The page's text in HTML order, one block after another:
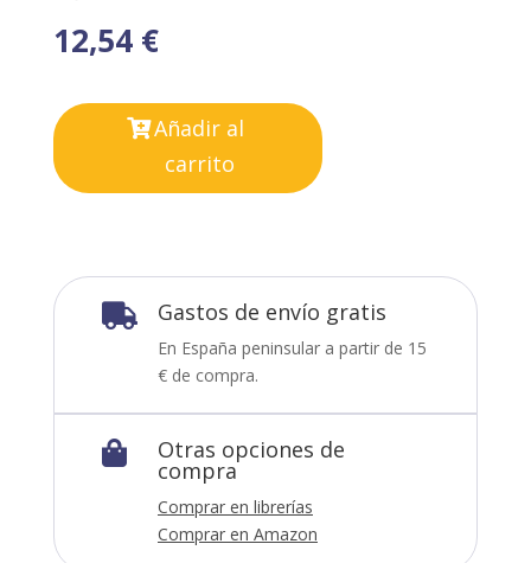
12,54 €
Añadir al
carrito
 Gastos de envío gratis
En España peninsular a partir de 15
€ de compra.
 Otras opciones de
compra
Comprar en librerías
Comprar en Amazon